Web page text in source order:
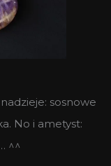
sosnowe
No i ametyst:
^^